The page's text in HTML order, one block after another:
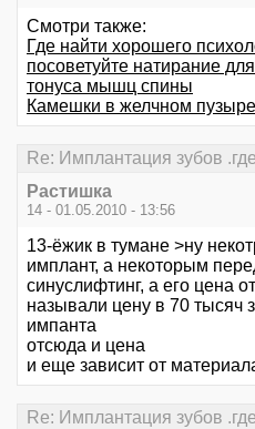
Смотри также:
Где найти хорошего
посоветуйте натирание
тонуса мышц спины
Камешки в желчном
Re: Имплантация зубов
Растишка
14 - 01.05.2010 - 13:56
13-ёжик в тумане >ну
имплант, а некоторым
синуслифтинг, а его цена
называли цену в 70 тысяч
импанта
отсюда и цена
и еще зависит от
Re: Имплантация зубов